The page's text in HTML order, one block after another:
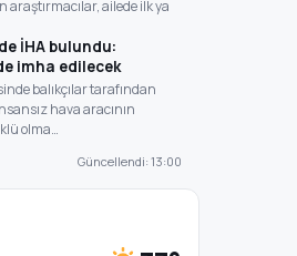
araştırmacılar, ailede ilk ya
İHA bulundu:
imha edilecek
balıkçılar tarafından
hava aracının
olma…
Güncellendi: 13:00